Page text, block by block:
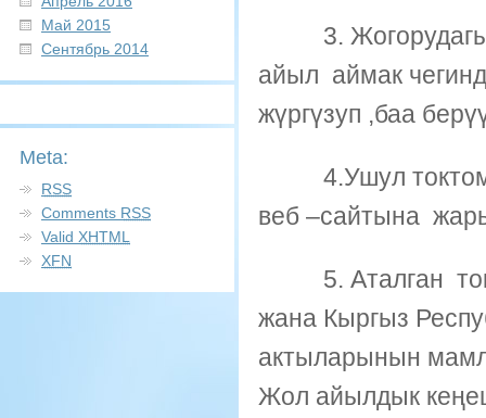
Май 2015
Сентябрь 2014
Meta:
RSS
Comments RSS
Valid XHTML
XFN
3. Жогорудагы
айыл аймак
жүргүзуп ,баа
4.Ушул токтом
веб –сайтына
5. Аталган
жана Кыргыз
актыларынын
Жол айылдык